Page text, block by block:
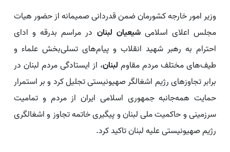
وزیر امور خارجه کشورمان ضمن قدردانی صمیمانه از حضور هیات
مجلس اعلای اسلامی شیعیان لبنان در مراسم بدرقه و ادای
احترام به رهبر شهید انقلاب و پیام‌های تسلی‌بخش علماء و
طیف‌های مختلف مردم مقاوم لبنان، از ایستادگی مردم لبنان در
برابر تجاوزهای رژیم اشغالگر صهیونیستی تجلیل کرد و بر استمرار
حمایت همه‌جانبه جمهوری اسلامی ایران از مردم و تمامیت
سرزمینی و حاکمیت ملی لبنان و پیگیری خاتمه تجاوز و اشغالگری
رژیم صهیونیستی علیه لبنان تاکید کرد.